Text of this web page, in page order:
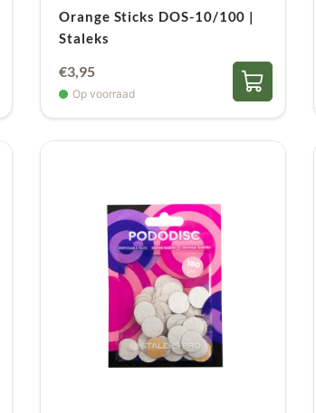
Orange Sticks DOS-10/100 |
Staleks
€3,95
Op voorraad